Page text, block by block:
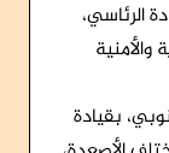
الرئاسي،
بقيادة